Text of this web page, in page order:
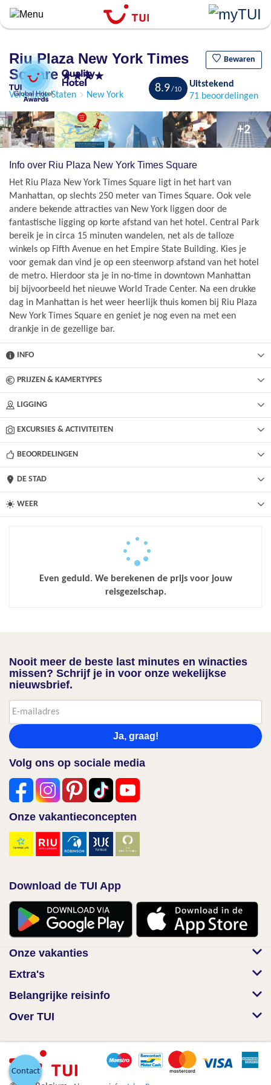
Overslaan
algemene
inhoud
gaan
Riu Plaza New York Times
Square
Bewaren
Verenigde Staten New York
8.9
Uitstekend
71 beoordelingen
+2
Info over Riu Plaza New York Times Square
Het Riu Plaza New York Times Square ligt in het hart van
Manhattan, op slechts 250 meter van Times Square. Ook vele
andere bekende attracties van New York liggen door de
fantastische ligging op korte afstand van het hotel. Central Park
bereik je in circa 15 minuten wandelen, net als de talloze
winkels op Fifth Avenue en het Empire State Building. Kies je
voor gemak dan vind je op een steenworp afstand van het hotel
de metro. Hierdoor sta je in no-time in downtown Manhattan
bij bijvoorbeeld het nieuwe World Trade Center. Na een drukke
dag in Manhattan is het weer heerlijk thuis komen bij Riu Plaza
New York Times Square en geniet je nog even na met een
drankje in de gezellige bar.
INFO
PRIJZEN & KAMERTYPES
LIGGING
EXCURSIES & ACTIVITEITEN
BEOORDELINGEN
DE STAD
WEER
Even geduld. We berekenen de prijs voor jouw
reisgezelschap.
Nooit meer de beste last minutes en winacties
missen? Schrijf je in voor onze wekelijkse
nieuwsbrief.
Ja, graag!
Volg ons op sociale media
Onze vakantieconcepten
Download de TUI App
Onze vakanties
Extra's
Belangrijke reisinfo
Over TUI
Contact